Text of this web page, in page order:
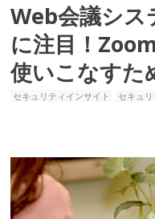
技術ブログ
Web会議シス
に注目！
使いこなすた
セキュリティインサイト セキュ